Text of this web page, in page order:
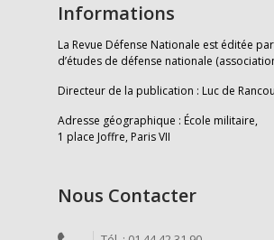
Informations
La Revue Défense Nationale est éditée
d’études de défense nationale
Directeur de la publication : Luc de
Adresse géographique : École militaire,
1 place Joffre, Paris VII
Nous Contacter